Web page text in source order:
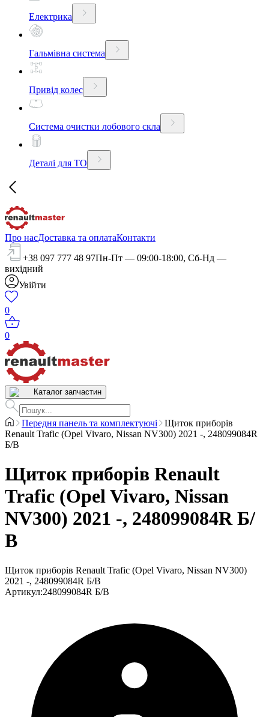
Електрика
Гальмівна система
Привід колес
Система очистки лобового скла
Деталі для ТО
Про насДоставка та оплатаКонтакти
+38 097 777 48 97Пн-Пт — 09:00-18:00, Сб-Нд —
вихідний
Увійти
0
0
Каталог запчастин
Передня панель та комплектуючі
Щиток приборів
Renault Trafic (Opel Vivaro, Nissan NV300) 2021 -, 248099084R
Б/В
Щиток приборів Renault
Trafic (Opel Vivaro, Nissan
NV300) 2021 -, 248099084R Б/
В
Щиток приборів Renault Trafic (Opel Vivaro, Nissan NV300)
2021 -, 248099084R Б/В
Артикул:248099084R Б/В